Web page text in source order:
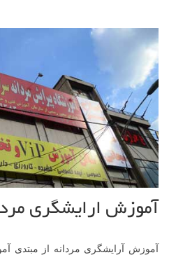
آموزش ارایشگری
آموزش آرایشگری مردانه از مبتدی